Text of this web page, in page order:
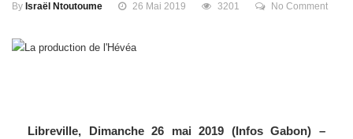
By Israël Ntoutoume 26 Mai 2019 3201 No Comment
Libreville, Dimanche 26 mai 2019 (Infos Gabon) –